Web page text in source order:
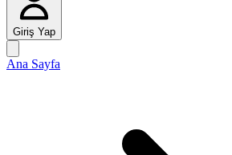
Giriş Yap
Ana Sayfa